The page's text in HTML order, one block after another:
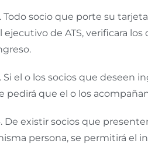
Todo socio que porte su
ejecutivo de ATS, verificara
Si el o los socios que deseen
pedirá que el o los
De existir socios que
persona, se permitirá el